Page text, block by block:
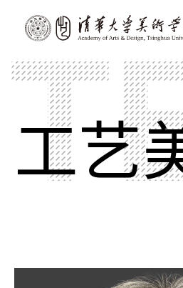
工艺